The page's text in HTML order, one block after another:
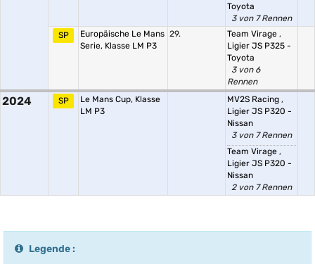
Toyota
3 von 7 Rennen
SP
Europäische Le Mans
Serie, Klasse LM P3
29. Team Virage ,
Ligier JS P325 -
Toyota
3 von 6
Rennen
2024 SP
Le Mans Cup, Klasse
LM P3
MV2S Racing ,
Ligier JS P320 -
Nissan
3 von 7 Rennen
Team Virage ,
Ligier JS P320 -
Nissan
2 von 7 Rennen
Legende :